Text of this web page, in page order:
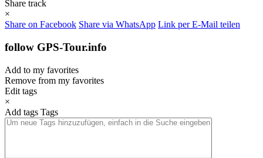
Share track
×
Share on Facebook Share via WhatsApp Link per E-Mail teilen
follow GPS-Tour.info
Add to my favorites
Remove from my favorites
Edit tags
×
Add tags Tags